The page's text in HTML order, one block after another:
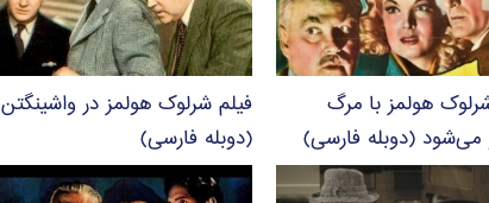
هولمز با مرگ
می‌شود (دوبله فارسی)
فیلم شرلوک هولمز در واشینگتن
(دوبله فارسی)